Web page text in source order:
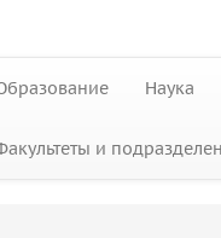
Наука
и